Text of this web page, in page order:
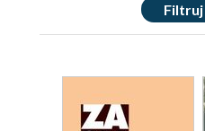
Filtruj